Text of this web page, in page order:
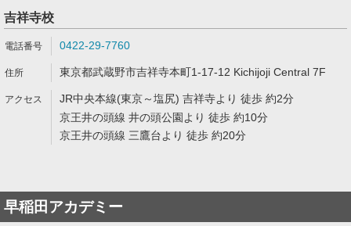
吉祥寺校
0422-29-7760
東京都武蔵野市吉祥寺本町1-17-12 Kichijoji Central 7F
JR中央本線(東京～塩尻) 吉祥寺より 徒歩 約2分
京王井の頭線 井の頭公園より 徒歩 約10分
京王井の頭線 三鷹台より 徒歩 約20分
早稲田アカデミー